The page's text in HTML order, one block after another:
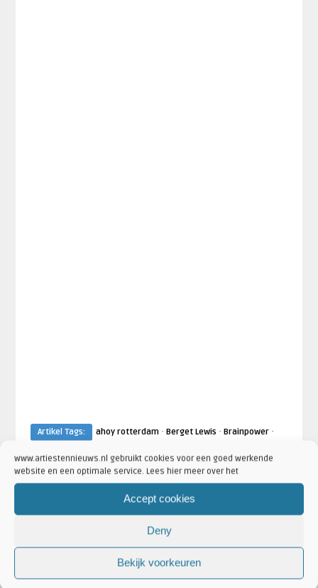
www.artiestennieuws.nl gebruikt cookies voor een goed werkende
website en een optimale service. Lees hier meer over het
Accept cookies
Deny
Bekijk voorkeuren
Artikel Tags: ahoy rotterdam· Berget Lewis · Brainpower·
Passion in Concert · Xander de Buisonjé
Artikel Categorieën:
Ahoy Rotterdam Nieuws·Artiesten·
Danny De Munk Nieuws
Nieuws·Nieuws·Shows en Evenementen·The Passion in
Xander de Buisonjé Nieuws